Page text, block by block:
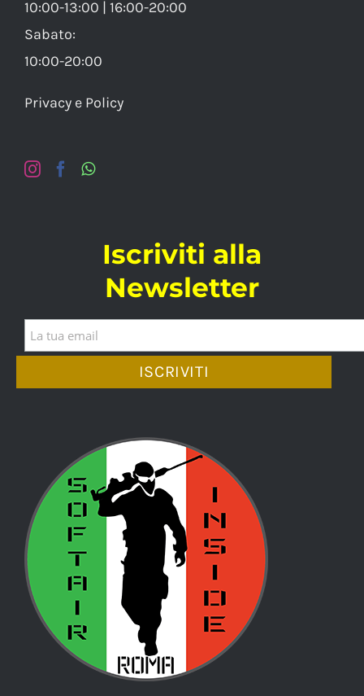
10:00-13:00 | 16:00-20:00
Sabato:
10:00-20:00
Privacy e Policy
Iscriviti alla
Newsletter